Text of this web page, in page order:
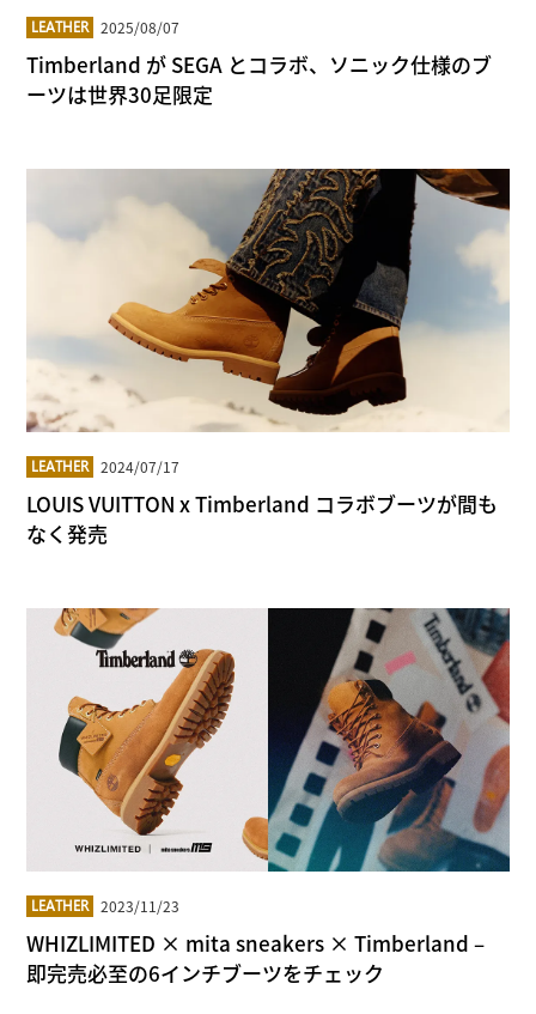
LEATHER 2025/08/07
Timberland が SEGA とコラボ、ソニック仕様のブ
ーツは世界30足限定
LEATHER 2024/07/17
LOUIS VUITTON x Timberland コラボブーツが間も
なく発売
LEATHER 2023/11/23
WHIZLIMITED × mita sneakers × Timberland –
即完売必至の6インチブーツをチェック